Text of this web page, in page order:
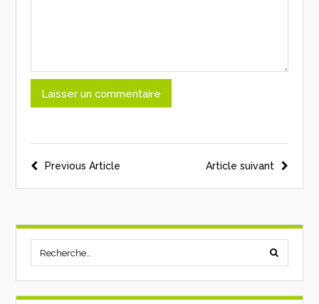
Article suivant
Previous Article